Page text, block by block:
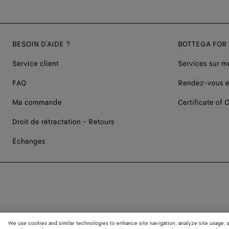
BESOIN D'AIDE ?
Service client
FAQ
Ma commande
Droit de rétractation - Retours
Échanges
BOTTEGA FOR
Services sur
Rendez-vous
Certificate of
We use cookies and similar technologies to enhance site navigation, analyze site